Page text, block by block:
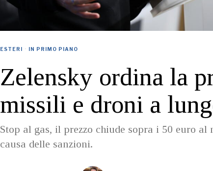
ESTERI · IN PRIMO PIANO
Zelensky ordina la
missili e droni a
Stop al gas, il prezzo chiude sopra i 50 euro
causa delle sanzioni.